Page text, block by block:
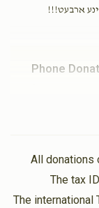
ארבעט!!!
Phone
1 year ago
אן
All donations
The tax
The international